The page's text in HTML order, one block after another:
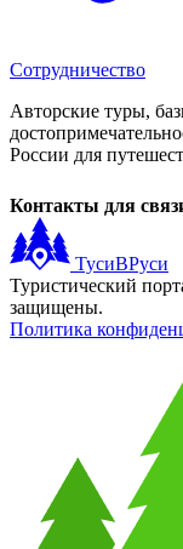
Сотрудничество
Авторские туры,
России для
Контакты для
ТусиВРуси
Туристический
защищены.
Политика